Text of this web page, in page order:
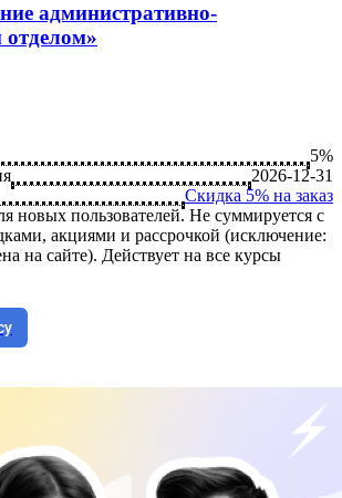
административно-
отделом»
5%
2026-12-31
Скидка 5% на заказ
новых пользователей. Не суммируется c
акциями и рассрочкой (исключение:
на сайте). Действует на все курсы